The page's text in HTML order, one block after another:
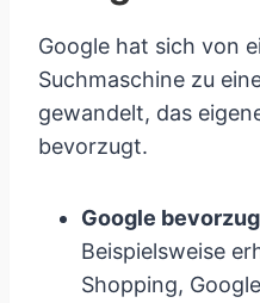
Google hat sich von
Suchmaschine zu
gewandelt, das
bevorzugt.
Google
Beispielsweise
Shopping,